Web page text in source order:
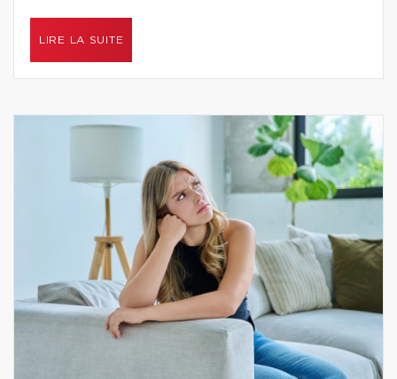
LIRE LA SUITE